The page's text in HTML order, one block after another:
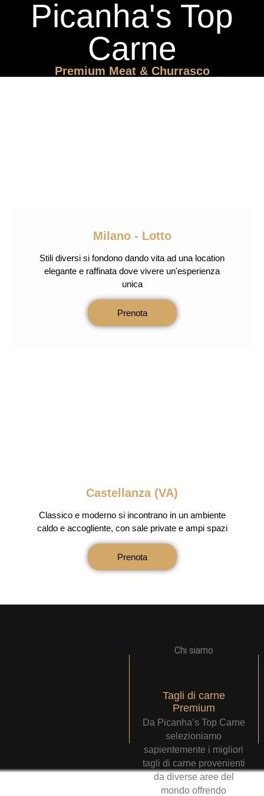
Picanha's Top
Carne
Premium Meat & Churrasco
Milano - Lotto
Stili diversi si fondono dando vita ad una location
elegante e raffinata dove vivere un'esperienza
unica
Prenota
Castellanza (VA)
Classico e moderno si incontrano in un ambiente
caldo e accogliente, con sale private e ampi spazi
Prenota
Tagli di carne
Premium
Da Picanha’s Top Carne
selezioniamo
sapientemente i migliori
tagli di carne provenienti
da diverse aree del
mondo offrendo